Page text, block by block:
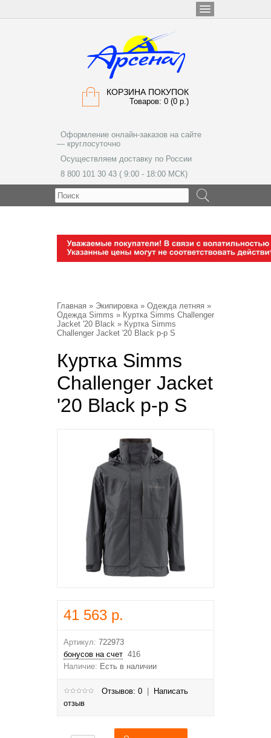
КОРЗИНА ПОКУПОК
Товаров: 0 (0 р.)
Оформление онлайн-заказов на сайте
— круглосуточно
Осуществляем доставку по России
8 800 101 30 43 ( 9:00 - 18:00 МСК)
Главная » Экипировка» Одежда летняя »
Одежда Simms » Куртка Simms Challenger
Jacket '20 Black » Куртка Simms
Challenger Jacket '20 Black р-р S
Куртка Simms
Challenger Jacket
'20 Black р-р S
41 563 р.
Артикул: 722973
бонусов на счет 416
Наличие: Есть в наличии
Отзывов: 0
Написать
отзыв